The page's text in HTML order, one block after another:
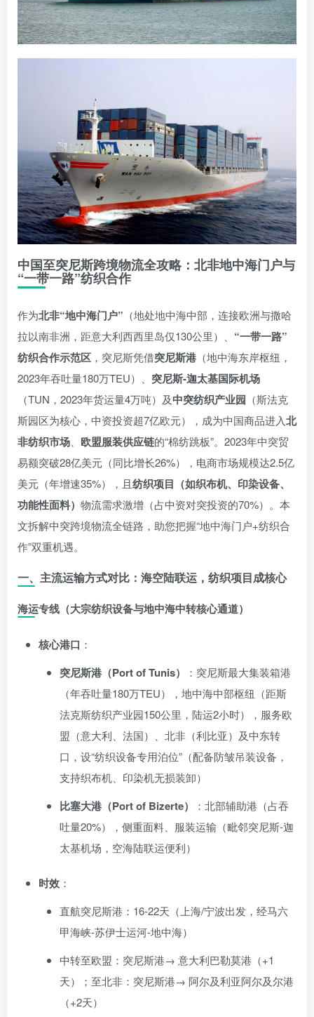
中国至突尼斯跨境物流全攻略：北非地中海门户与
“一带一路”纺织合作
作为北非“地中海门户” （地处地中海中部，连接欧洲与撒哈
拉以南非洲，距意大利西西里岛仅130公里）、 “一带一路”
纺织合作示范区 ，突尼斯凭借突尼斯港 （地中海东岸枢纽，
2023年吞吐量180万TEU）、 突尼斯-迦太基国际机场
（TUN，2023年货运量4万吨）及中突纺织产业园 （斯法克
斯园区为核心，中资投资超7亿欧元），成为中国商品进入北
非纺织市场、 欧盟服装供应链的“棉纺跳板”。2023年中突贸
易额突破28亿美元（同比增长26%），电商市场规模达2.5亿
美元（年增速35%），且纺织项目（如织布机、印染设备、
功能性面料） 物流需求激增（占中资对突投资的70%）。本
文拆解中突跨境物流全链路，助您把握“地中海门户+纺织合
作”双重机遇。
一、主流运输方式对比：海空陆联运，纺织项目成核心
海运专线 （大宗纺织设备与地中海中转核心通道）
核心港口 ：
突尼斯港（Port of Tunis）
：突尼斯最大集装箱港
（年吞吐量180万TEU），地中海中部枢纽（距斯
法克斯纺织产业园150公里，陆运2小时），服务欧
盟（意大利、法国）、北非（利比亚）及中东转
口，设“纺织设备专用泊位”（配备防皱吊装设备，
支持织布机、印染机无损装卸）
比塞大港（Port of Bizerte）
：北部辅助港（占吞
吐量20%），侧重面料、服装运输（毗邻突尼斯-迦
太基机场，空海陆联运便利）
时效 ：
直航突尼斯港：16-22天（上海/宁波出发，经马六
甲海峡-苏伊士运河-地中海）
中转至欧盟：突尼斯港→ 意大利巴勒莫港（+1
天）；至北非：突尼斯港→ 阿尔及利亚阿尔及尔港
（+2天）